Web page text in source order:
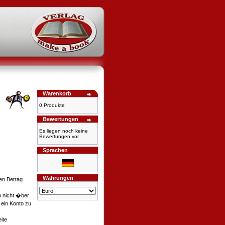
Betrag
nicht �ber
Konto zu
Warenkorb
0 Produkte
Bewertungen
Es liegen noch keine
Bewertungen vor
Sprachen
Währungen